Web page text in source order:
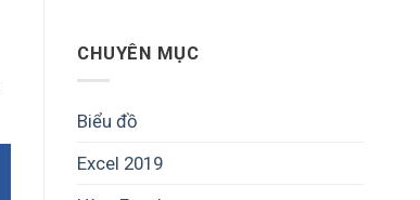
CHUYÊN MỤC
Biểu đồ
Excel 2019